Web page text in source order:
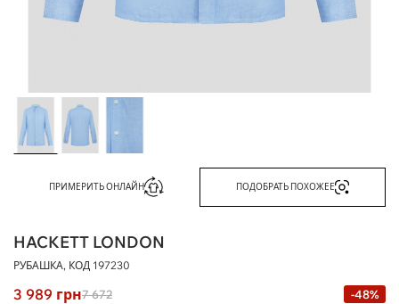
ПРИМЕРИТЬ ОНЛАЙН ПОДОБРАТЬ ПОХОЖЕЕ
HACKETT LONDON
РУБАШКА, КОД 197230
3 989 грн7 672 -48%